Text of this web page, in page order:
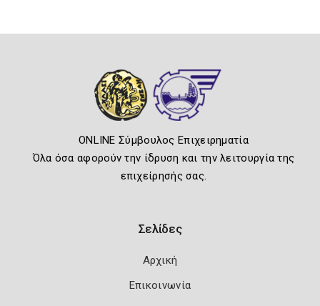
ONLINE Σύμβουλος Επιχειρηματία
Όλα όσα αφορούν την ίδρυση και την λειτουργία της
επιχείρησής σας.
Σελίδες
Αρχική
Επικοινωνία